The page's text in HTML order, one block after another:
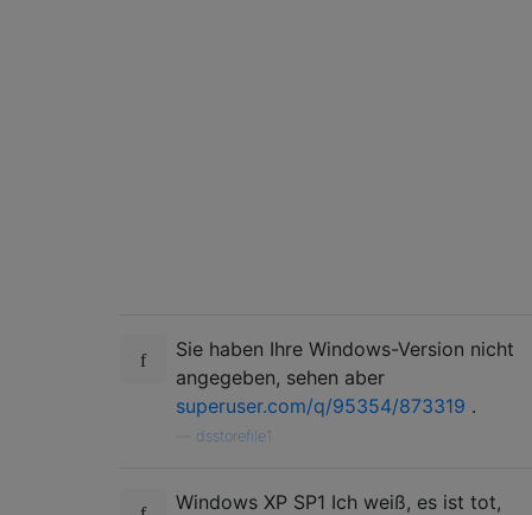
Sie haben Ihre Windows-Version nicht
angegeben, sehen aber
superuser.com/q/95354/873319 .
dsstorefile1
Windows XP SP1 Ich weiß, es ist tot,